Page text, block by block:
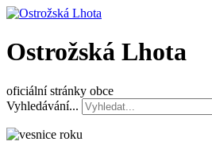
Ostrožská Lhota
oficiální stránky obce
Vyhledávání...